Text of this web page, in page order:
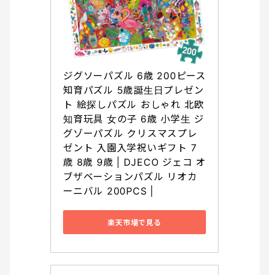
ジグソーパズル 6歳 200ピース
知育パズル 5歳誕生日プレゼン
ト 絵探しパズル おしゃれ 北欧
知育玩具 女の子 6歳 小学生 ジ
グゾーパズル クリスマスプレ
ゼント 入園入学祝いギフト 7
歳 8歳 9歳 | DJECO ジェコ オ
ブザベーションパズル リオカ
ーニバル 200PCS |
楽天市場で見る